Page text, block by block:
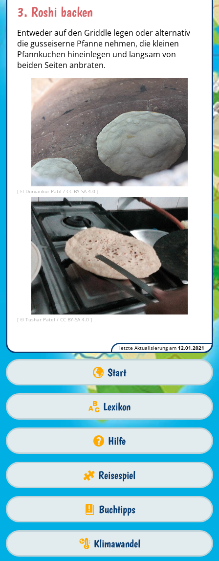
3. Roshi backen
Entweder auf den Griddle legen oder alternativ
die gusseiserne Pfanne nehmen, die kleinen
Pfannkuchen hineinlegen und langsam von
beiden Seiten anbraten.
[ © Durvankur Patil / CC BY-SA 4.0 ]
[ © Tushar Patel / CC BY-SA 4.0 ]
letzte Aktualisierung am 12.01.2021
Start
Lexikon
Hilfe
Reisespiel
Buchtipps
Klimawandel